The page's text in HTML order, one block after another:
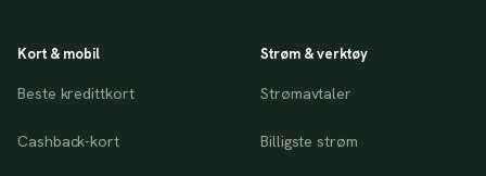
Kort & mobil
Beste kredittkort
Cashback-kort
Strøm & verktøy
Strømavtaler
Billigste strøm